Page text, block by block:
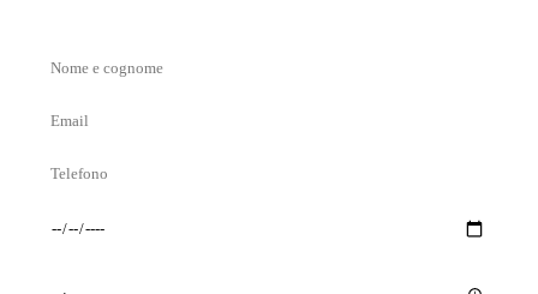
Nome
cognome
Email
Telefono
Giorno
Orario